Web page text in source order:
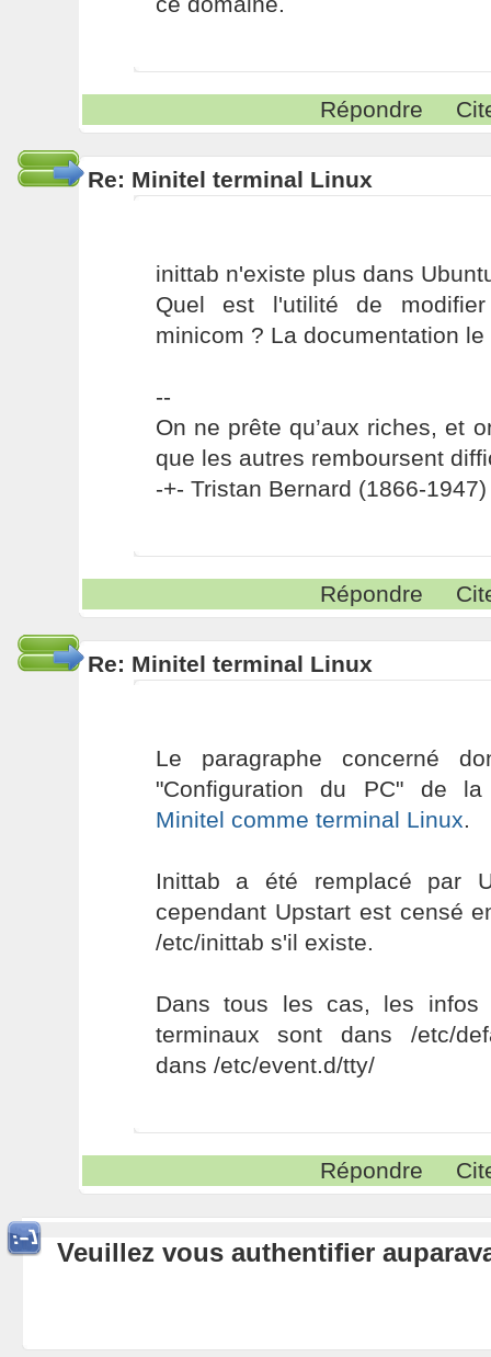
Répondre
Re: Minitel terminal Linux
inittab n'existe plus dans
Quel est l'utilité de
minicom ? La documentation
--
On ne prête qu’aux riches, et
que les autres remboursent
-+- Tristan Bernard (1866-1947)
Répondre
Re: Minitel terminal Linux
Le paragraphe concerné
"Configuration du PC" de
Minitel comme terminal Linux.
Inittab a été remplacé par
cependant Upstart est censé
/etc/inittab s'il existe.
Dans tous les cas, les infos
terminaux sont dans /etc/
dans /etc/event.d/tty/
Répondre
Veuillez vous authentifier